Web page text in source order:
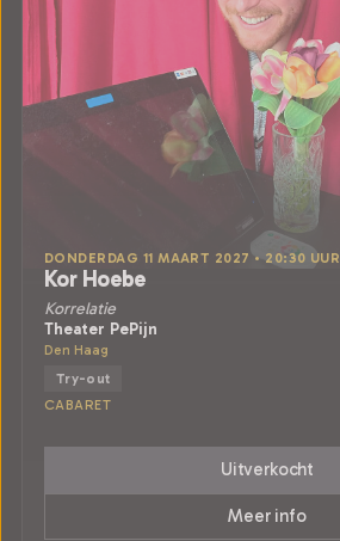
DONDERDAG 11 MAART 2027 • 20:30 UUR
Kor Hoebe
Korrelatie
Theater PePijn
Den Haag
Try-out
CABARET
Uitverkocht
Meer info